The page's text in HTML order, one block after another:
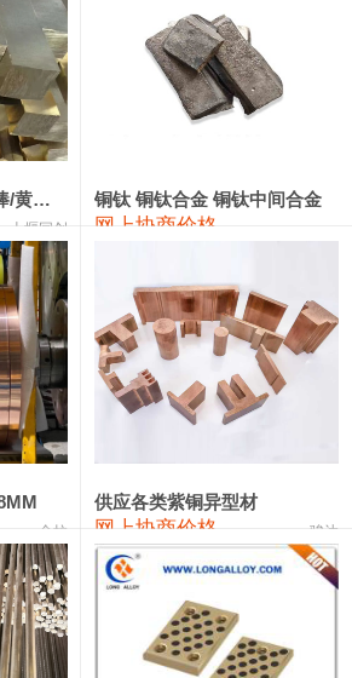
9,700
10,400
12,300 0
113,970
114,200 400
109,860
26,300—26,500 26,400 100
100
24,400
供应优质黄铜棒/六角棒/黄铜方板
十堰同创
铜钛 铜钛合金 铜钛中间合金
网上协商价格
金拉
供应各类紫铜异型材
网上协商价格 骏达